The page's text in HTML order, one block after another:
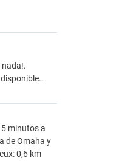
nada!.
minutos a
de Omaha y
0,6 km